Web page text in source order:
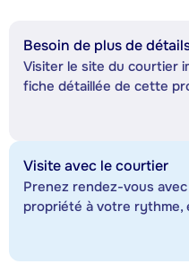
Besoin de plus de
Visiter le site du courtier
fiche détaillée de cette
Visite avec le courtier
Prenez rendez-vous
propriété à votre rythme,